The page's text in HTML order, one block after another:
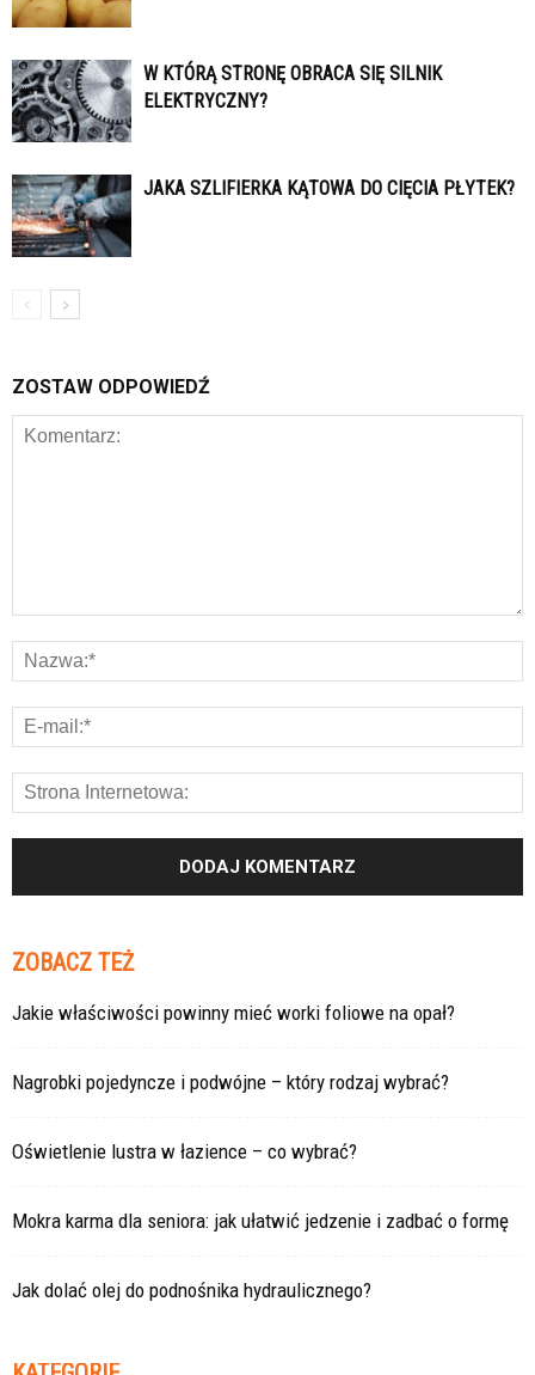
W KTÓRĄ STRONĘ OBRACA SIĘ SILNIK
ELEKTRYCZNY?
JAKA SZLIFIERKA KĄTOWA DO CIĘCIA PŁYTEK?
ZOSTAW ODPOWIEDŹ
ZOBACZ TEŻ
Jakie właściwości powinny mieć worki foliowe na opał?
Nagrobki pojedyncze i podwójne – który rodzaj wybrać?
Oświetlenie lustra w łazience – co wybrać?
Mokra karma dla seniora: jak ułatwić jedzenie i zadbać o formę
Jak dolać olej do podnośnika hydraulicznego?